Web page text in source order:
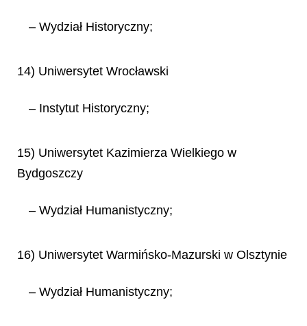
– Wydział Historyczny;
14) Uniwersytet Wrocławski
– Instytut Historyczny;
15) Uniwersytet Kazimierza Wielkiego w
Bydgoszczy
– Wydział Humanistyczny;
16) Uniwersytet Warmińsko-Mazurski w Olsztynie
– Wydział Humanistyczny;